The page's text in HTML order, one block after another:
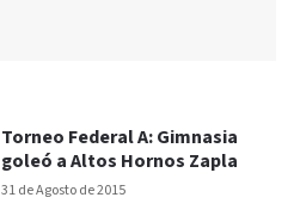
31 de Agosto de 2015
Torneo Federal A: Gimnasia
goleó a Altos Hornos Zapla